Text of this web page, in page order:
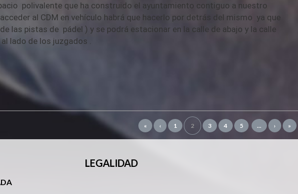
polivalente que ha construido el ayuntamiento contiguo a nuestro
al CDM en vehículo habrá que hacerlo por detrás del mismo ya que
las pistas de pádel ) y se podrá estacionar en la calle de abajo y la calle
lado de los juzgados .
« ‹ 1 2 3 4 5 ... › »
LEGALIDAD